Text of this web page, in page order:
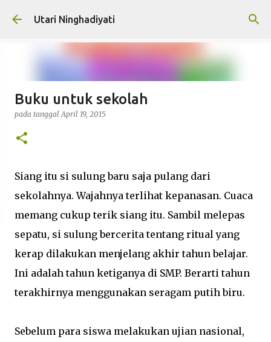
Langsung ke konten utama
Utari Ninghadiyati
Buku untuk sekolah
pada tanggalApril 19, 2015
Siang itu si sulung baru saja pulang dari
sekolahnya. Wajahnya terlihat kepanasan. Cuaca
memang cukup terik siang itu. Sambil melepas
sepatu, si sulung bercerita tentang ritual yang
kerap dilakukan menjelang akhir tahun belajar.
Ini adalah tahun ketiganya di SMP. Berarti tahun
terakhirnya menggunakan seragam putih biru.
Sebelum para siswa melakukan ujian nasional,